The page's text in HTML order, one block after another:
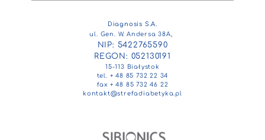
Diagnosis S.A.
ul. Gen. W. Andersa 38A,
NIP: 5422765590
REGON: 052130191
15-113 Białystok
tel. + 48 85 732 22 34
fax + 48 85 732 46 22
kontakt@strefadiabetyka.pl